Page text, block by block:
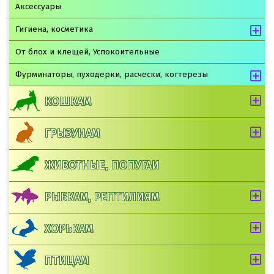
Аксессуары
Гигиена, косметика
От блох и клещей, Успокоительные
Фурминаторы, пуходерки, расчески, когтерезы
КОШКАМ
ГРЫЗУНАМ
ЖИВОТНЫЕ, ПОПУГАИ
РЫБКАМ, РЕПТИЛИЯМ
ХОРЬКАМ
ПТИЦАМ